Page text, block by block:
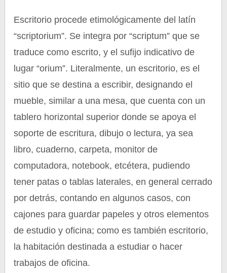
Escritorio procede etimológicamente del latín
“scriptorium”. Se integra por “scriptum” que se
traduce como escrito, y el sufijo indicativo de
lugar “orium”. Literalmente, un escritorio, es el
sitio que se destina a escribir, designando el
mueble, similar a una mesa, que cuenta con un
tablero horizontal superior donde se apoya el
soporte de escritura, dibujo o lectura, ya sea
libro, cuaderno, carpeta, monitor de
computadora, notebook, etcétera, pudiendo
tener patas o tablas laterales, en general cerrado
por detrás, contando en algunos casos, con
cajones para guardar papeles y otros elementos
de estudio y oficina; como es también escritorio,
la habitación destinada a estudiar o hacer
trabajos de oficina.